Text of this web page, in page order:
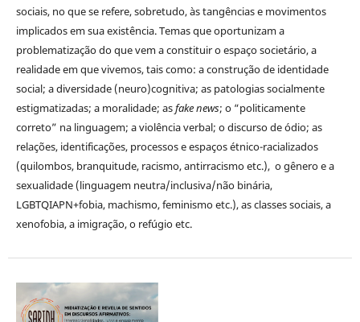
sociais, no que se refere, sobretudo, às tangências e movimentos
implicados em sua existência. Temas que oportunizam a
problematização do que vem a constituir o espaço societário, a
realidade em que vivemos, tais como: a construção de identidade
social; a diversidade (neuro)cognitiva; as patologias socialmente
estigmatizadas; a moralidade; asfake news; o “politicamente
correto” na linguagem; a violência verbal; o discurso de ódio; as
relações, identificações, processos e espaços étnico-racializados
(quilombos, branquitude, racismo, antirracismo etc.), o gênero e a
sexualidade (linguagem neutra/inclusiva/não binária,
LGBTQIAPN+fobia, machismo, feminismo etc.), as classes sociais, a
xenofobia, a imigração, o refúgio etc.